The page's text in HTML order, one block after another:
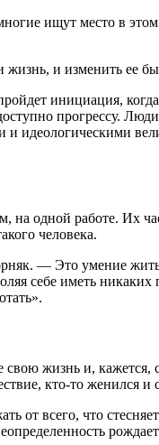
ищут место в
жизнь, и изменить ее
инициация,
прогрессу.
и идеологическими
на одной работе. Их
человека.
— Это умение
себе иметь никаких
жизнь и, кажется,
кто-то женился и
от всего, что